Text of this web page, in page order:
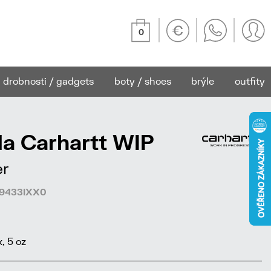
0
drobnosti / gadgets boty / shoes brýle outfity
Carhartt WIP
5 oz